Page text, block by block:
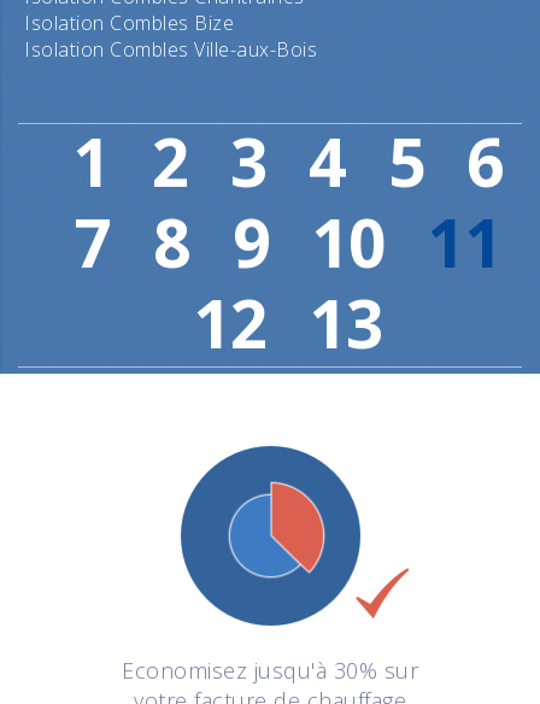
Isolation Combles Bize
Isolation Combles Ville-aux-Bois
1 2 3 4 5 6
7 8 9 10 11
12 13
Economisez jusqu'à 30% sur